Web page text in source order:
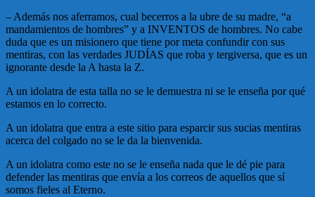
– Además nos aferramos, cual becerros a la ubre de su madre, “a
mandamientos de hombres” y a INVENTOS de hombres. No cabe
duda que es un misionero que tiene por meta confundir con sus
mentiras, con las verdades JUDÍAS que roba y tergiversa, que es un
ignorante desde la A hasta la Z.
A un idolatra de esta talla no se le demuestra ni se le enseña por qué
estamos en lo correcto.
A un idolatra que entra a este sitio para esparcir sus sucias mentiras
acerca del colgado no se le da la bienvenida.
A un idolatra como este no se le enseña nada que le dé pie para
defender las mentiras que envía a los correos de aquellos que sí
somos fieles al Eterno.